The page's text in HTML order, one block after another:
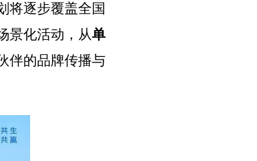
将逐步覆盖全国
景化活动，从单
伴的品牌传播与